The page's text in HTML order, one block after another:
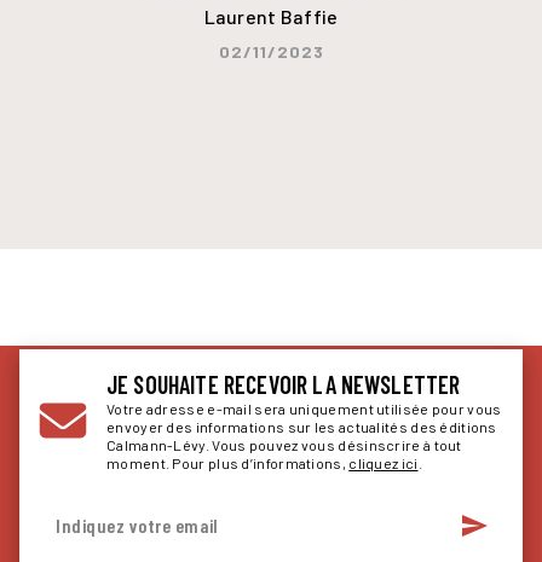
Laurent Baffie
02/11/2023
JE SOUHAITE RECEVOIR LA NEWSLETTER
Votre adresse e-mail sera uniquement utilisée pour vous
envoyer des informations sur les actualités des éditions
Calmann-Lévy. Vous pouvez vous désinscrire à tout
moment. Pour plus d’informations, cliquez ici
Indiquez votre email send